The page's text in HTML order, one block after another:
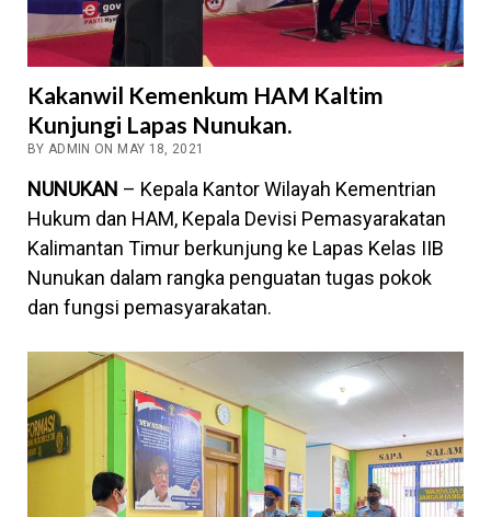
Kakanwil Kemenkum HAM Kaltim
Kunjungi Lapas Nunukan.
BY ADMIN ON MAY 18, 2021
NUNUKAN – Kepala Kantor Wilayah Kementrian
Hukum dan HAM, Kepala Devisi Pemasyarakatan
Kalimantan Timur berkunjung ke Lapas Kelas IIB
Nunukan dalam rangka penguatan tugas pokok
dan fungsi pemasyarakatan.